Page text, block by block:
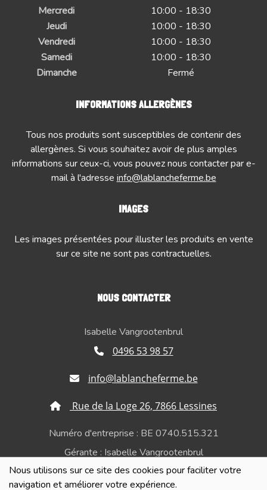
Nous utilisons sur ce site des cookies pour faciliter votre
navigation et améliorer votre expérience.
Mercredi
10:00 - 18:30
Jeudi
10:00 - 18:30
Vendredi
10:00 - 18:30
Samedi
10:00 - 18:30
Dimanche
Fermé
INFORMATIONS ALLERGÈNES
Tous nos produits sont susceptibles de contenir des
allergènes. Si vous souhaitez avoir de plus amples
informations sur ceux-ci, vous pouvez nous contacter par e-
mail à l'adresse info@lablancheferme.be
IMAGES
Les images présentées pour illuster les produits en vente
sur ce site ne sont pas contractuelles.
NOUS CONTACTER
Isabelle Vangrootenbrul
0496 53 98 57
info@lablancheferme.be
Rue de la Loge 26, 7866 Lessines
Numéro d'entreprise : BE 0740.515.321
Gérante : Isabelle Vangrootenbrul
Politique de confidentialité et de respect de la vie